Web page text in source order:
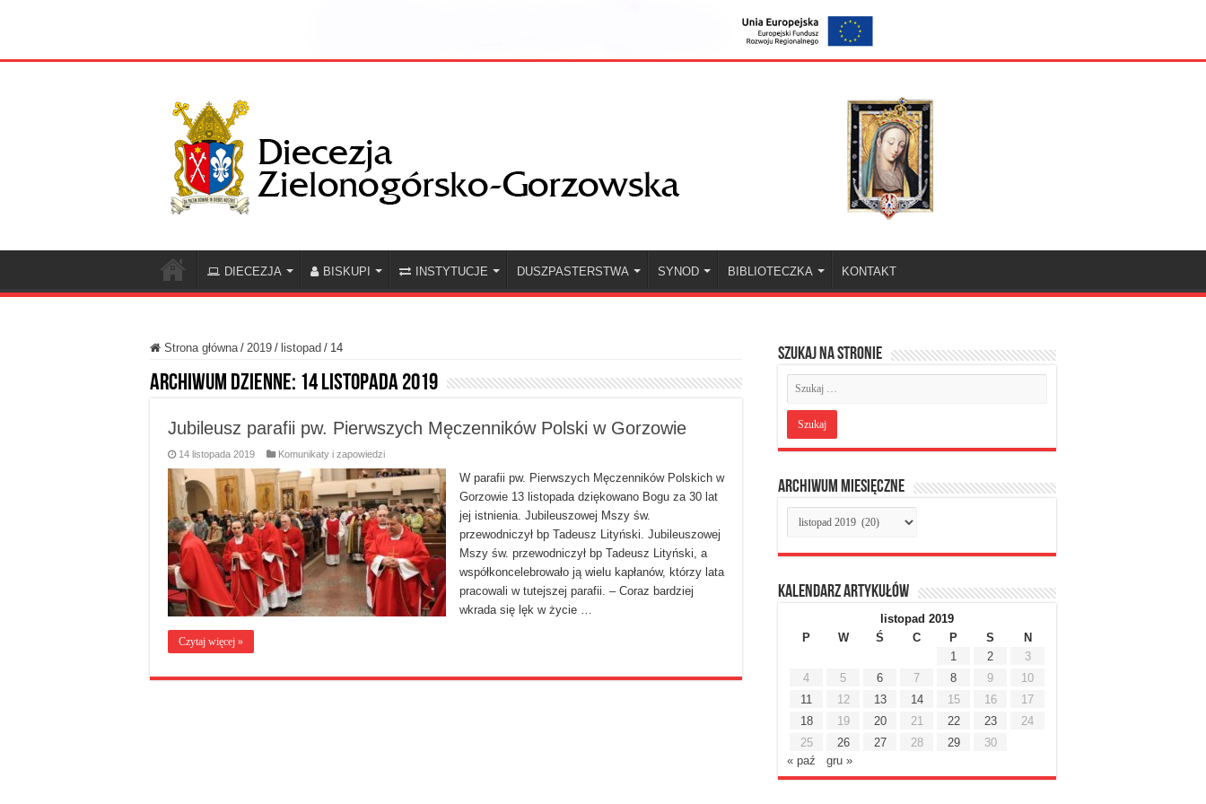
DIECEZJA BISKUPI INSTYTUCJE DUSZPASTERSTWA SYNOD BIBLIOTECZKA KONTAKT
Strona główna / 2019 / listopad / 14
Archiwum dzienne: 14 listopada 2019
Jubileusz parafii pw. Pierwszych Męczenników Polski w Gorzowie
14 listopada 2019 Komunikaty i zapowiedzi
W parafii pw. Pierwszych Męczenników Polskich w
Gorzowie 13 listopada dziękowano Bogu za 30 lat
jej istnienia. Jubileuszowej Mszy św.
przewodniczył bp Tadeusz Lityński. Jubileuszowej
Mszy św. przewodniczył bp Tadeusz Lityński, a
współkoncelebrowało ją wielu kapłanów, którzy lata
pracowali w tutejszej parafii. – Coraz bardziej
wkrada się lęk w życie …
Czytaj więcej »
Szukaj na stronie
Archiwum miesięczne
Archiwum
miesięczne
Kalendarz artykułów
listopad 2019
P
W Ś C P S
N
1
2
3
4
5 6 7 8 9
10
11
12 13 14 15 16
17
18
19 20 21 22 23
24
25
26 27 28 29
30
« paź
gru »